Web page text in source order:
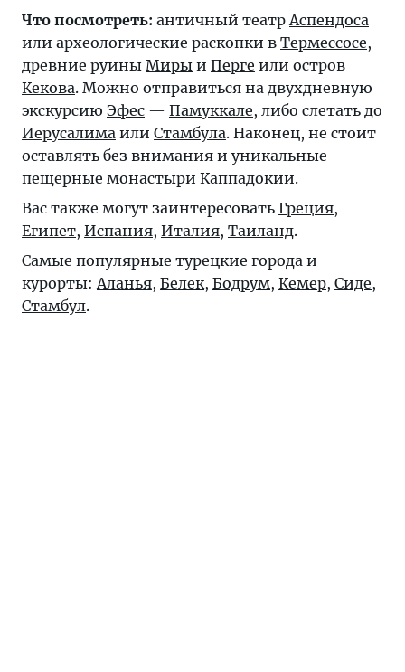
Что посмотреть: античный театр Аспендоса
или археологические раскопки в Термессосе,
древние руины Миры и Перге или остров
Кекова. Можно отправиться на двухдневную
экскурсию Эфес — Памуккале, либо слетать до
Иерусалима или Стамбула. Наконец, не стоит
оставлять без внимания и уникальные
пещерные монастыри Каппадокии.
Вас также могут заинтересовать Греция,
Египет, Испания, Италия, Таиланд.
Самые популярные турецкие города и
курорты: Аланья, Белек, Бодрум, Кемер, Сиде,
Стамбул.